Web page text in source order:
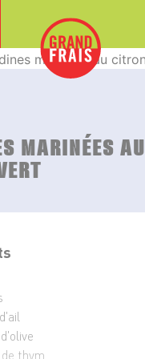
MARINÉES AU
thym